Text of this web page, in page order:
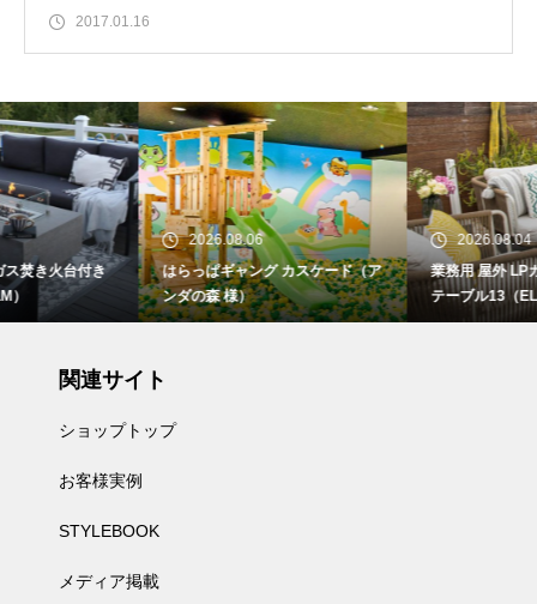
2017.01.16
2026.08.06
はらっぱギャング カスケード（ア
ンダの森 様）
2026.08.04
業務用 屋外 LPガス焚き火台付き
テーブル13（ELM）
関連サイト
ショップトップ
お客様実例
STYLEBOOK
メディア掲載